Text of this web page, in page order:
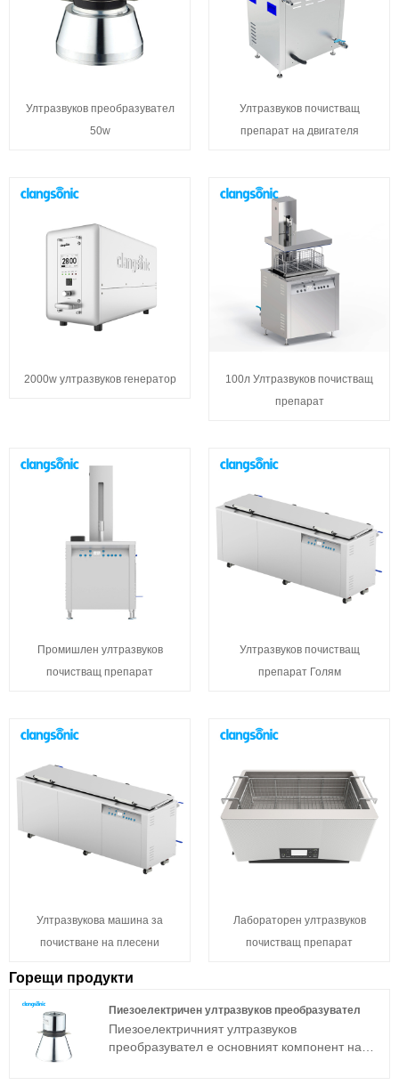
Ултразвуков преобразувател
50w
Ултразвуков почистващ
препарат на двигателя
2000w ултразвуков генератор
100л Ултразвуков почистващ
препарат
Промишлен ултразвуков
почистващ препарат
Ултразвуков почистващ
препарат Голям
Ултразвукова машина за
почистване на плесени
Лабораторен ултразвуков
почистващ препарат
Горещи продукти
Пиезоелектричен ултразвуков преобразувател
Пиезоелектричният ултразвуков
преобразувател е основният компонент на